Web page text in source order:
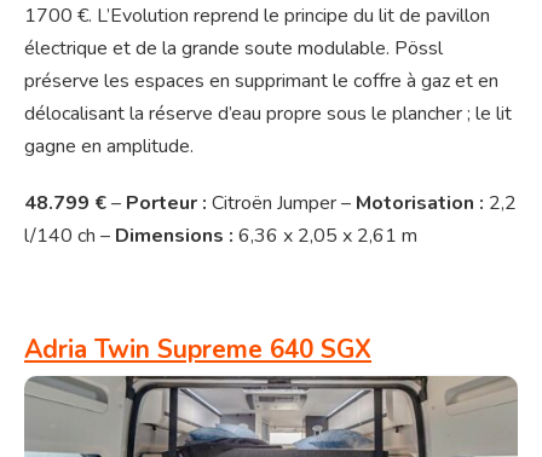
1700 €. L’Evolution reprend le principe du lit de pavillon
électrique et de la grande soute modulable. Pössl
préserve les espaces en supprimant le coffre à gaz et en
délocalisant la réserve d’eau propre sous le plancher ; le lit
gagne en amplitude.
48.799 €– Porteur : Citroën Jumper – Motorisation : 2,2
l/140 ch – Dimensions : 6,36 x 2,05 x 2,61 m
Adria Twin Supreme 640 SGX